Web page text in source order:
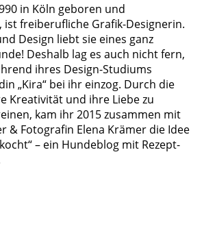
in Köln geboren und
ist freiberufliche Grafik-Designerin.
Design liebt sie eines ganz
Deshalb lag es auch nicht fern,
ihres Design-Studiums
„Kira“ bei ihr einzog. Durch die
Kreativität und ihre Liebe zu
kam ihr 2015 zusammen mit
& Fotografin Elena Krämer die Idee
– ein Hundeblog mit Rezept-